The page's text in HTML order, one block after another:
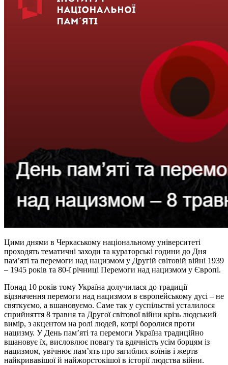
Цими днями в Черкаському національному університеті
проходять тематичні заходи та кураторські години до Дня
пам’яті та перемоги над нацизмом у Другій світовій війні 1939
– 1945 років та 80-ї річниці Перемоги над нацизмом у Європі.
Понад 10 років тому Україна долучилася до традиції
відзначення перемоги над нацизмом в європейському дусі – не
святкуємо, а вшановуємо. Саме так у суспільстві усталилося
сприйняття 8 травня та Другої світової війни крізь людський
вимір, з акцентом на ролі людей, котрі боролися проти
нацизму. У День пам’яті та перемоги Україна традиційно
вшановує їх, висловлює повагу та вдячність усім борцям із
нацизмом, увічнює пам’ять про загиблих воїнів і жертв
найкривавішої й найжорстокішої в історії людства війни.